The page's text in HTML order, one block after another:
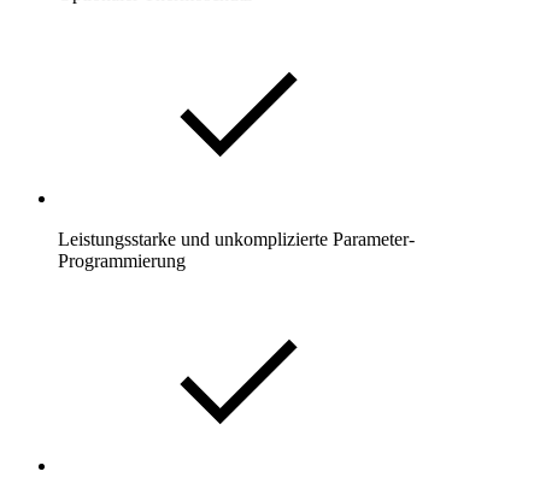
Leistungsstarke und unkomplizierte Parameter-
Programmierung